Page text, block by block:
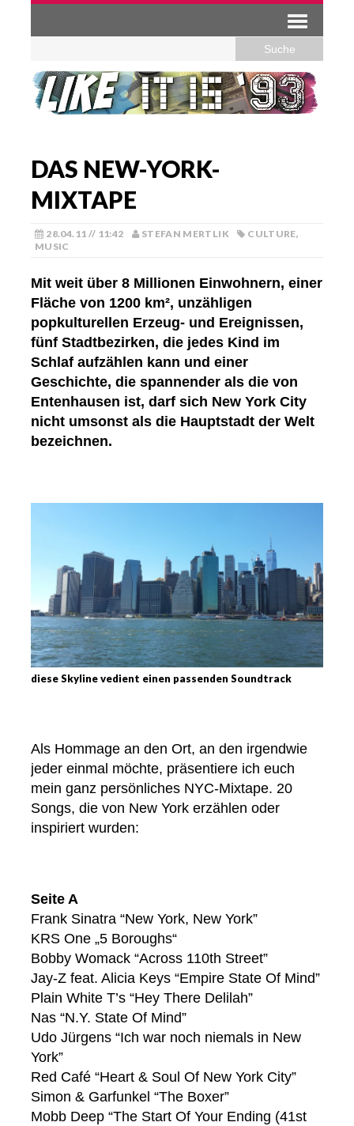
DAS NEW-YORK-
MIXTAPE
28.04.11 // 11:42 STEFAN MERTLIK CULTURE,
MUSIC
Mit weit über 8 Millionen Einwohnern, einer
Fläche von 1200 km², unzähligen
popkulturellen Erzeug- und Ereignissen,
fünf Stadtbezirken, die jedes Kind im
Schlaf aufzählen kann und einer
Geschichte, die spannender als die von
Entenhausen ist, darf sich New York City
nicht umsonst als die Hauptstadt der Welt
bezeichnen.
diese Skyline vedient einen passenden Soundtrack
Als Hommage an den Ort, an den irgendwie
jeder einmal möchte, präsentiere ich euch
mein ganz persönliches NYC-Mixtape. 20
Songs, die von New York erzählen oder
inspiriert wurden:
Seite A
Frank Sinatra “New York, New York”
KRS One „5 Boroughs“
Bobby Womack “Across 110th Street”
Jay-Z feat. Alicia Keys “Empire State Of Mind”
Plain White T’s “Hey There Delilah”
Nas “N.Y. State Of Mind”
Udo Jürgens “Ich war noch niemals in New
York”
Red Café “Heart & Soul Of New York City”
Simon & Garfunkel “The Boxer”
Mobb Deep “The Start Of Your Ending (41st